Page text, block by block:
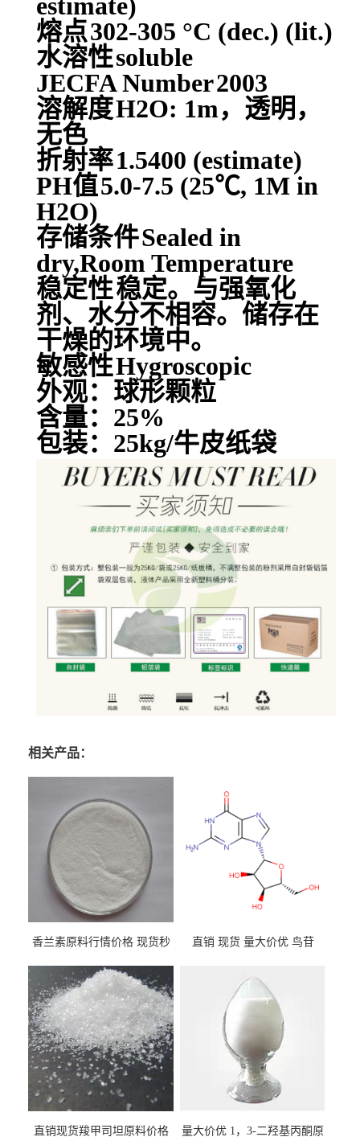
estimate)
熔点302-305 °C (dec.) (lit.)
水溶性soluble
JECFA Number2003
溶解度H2O: 1m，透明，
无色
折射率1.5400 (estimate)
PH值5.0-7.5 (25℃, 1M in
H2O)
存储条件Sealed in
dry,Room Temperature
稳定性稳定。与强氧化
剂、水分不相容。储存在
干燥的环境中。
敏感性Hygroscopic
外观：球形颗粒
含量：25%
包装：25kg/牛皮纸袋
相关产品：
香兰素原料行情价格 现货秒
直销 现货 量大价优 鸟苷
直销现货羧甲司坦原料价格 量大价优 1，3-二羟基丙酮原